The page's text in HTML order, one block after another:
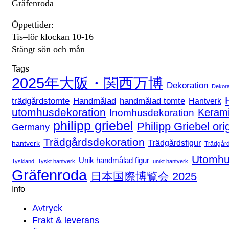
Gräfenroda
Öppettider:
Tis–lör klockan 10-16
Stängt sön och mån
Tags
2025年大阪・関西万博 Dekoration
trädgårdstomte Handmålad handmålad tomte Hantverk
utomhusdekoration Inomhusdekoration
Germany philipp griebel Philipp Griebel
hantverk Trädgårdsdekoration Trädgårdsfigur
Tyskland Tyskt hantverk Unik handmålad figur unikt hantverk
Gräfenroda 日本国際博覧会 2025
Info
Avtryck
Frakt & leverans